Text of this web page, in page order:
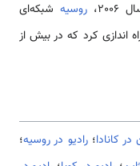
روسیهشبکه‌ای
اندازی کرد که در بیش از
در کانادا؛رادیو در روسیه؛